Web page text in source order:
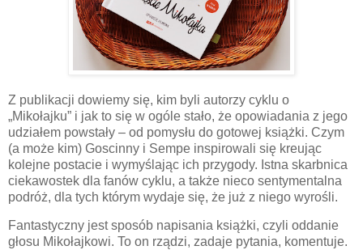
Z publikacji dowiemy się, kim byli autorzy cyklu o
„Mikołajku” i jak to się w ogóle stało, że opowiadania z jego
udziałem powstały – od pomysłu do gotowej książki. Czym
(a może kim) Goscinny i Sempe inspirowali się kreując
kolejne postacie i wymyślając ich przygody. Istna skarbnica
ciekawostek dla fanów cyklu, a także nieco sentymentalna
podróż, dla tych którym wydaje się, że już z niego wyrośli.
Fantastyczny jest sposób napisania książki, czyli oddanie
głosu Mikołajkowi. To on rządzi, zadaje pytania, komentuje.